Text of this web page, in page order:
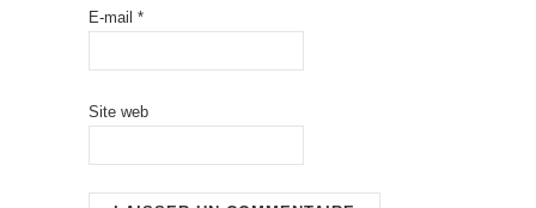
E-mail *
Site web